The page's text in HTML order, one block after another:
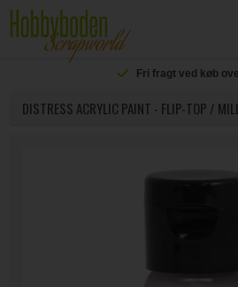
Fri fragt ved køb
DISTRESS ACRYLIC PAINT - FLIP-TOP /